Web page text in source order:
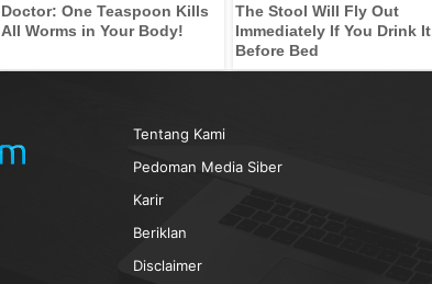
Doctor: One Teaspoon Kills
All Worms in Your Body!
The Stool Will Fly Out
Immediately If You Drink It
Before Bed
Tentang Kami
Pedoman Media Siber
Karir
Beriklan
Disclaimer